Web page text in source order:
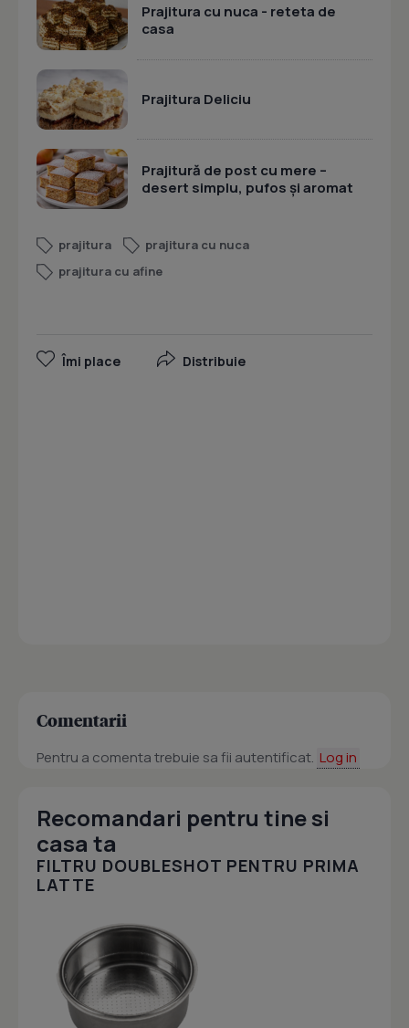
Prajitura cu nuca - reteta de
casa
Prajitura Deliciu
Prajitură de post cu mere –
desert simplu, pufos și aromat
prajitura
prajitura cu nuca
prajitura cu afine
Îmi place Distribuie
Comentarii
Pentru a comenta trebuie sa fii autentificat. Log in
Recomandari pentru tine si
casa ta
FILTRU DOUBLESHOT PENTRU PRIMA
LATTE